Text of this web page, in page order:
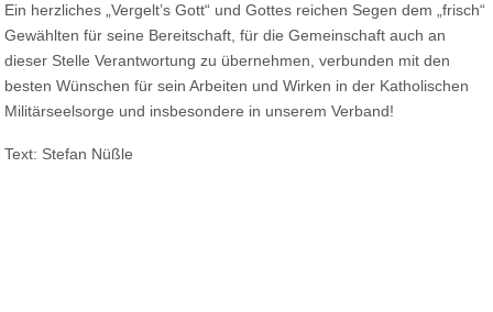
Ein herzliches „Vergelt’s Gott“ und Gottes reichen Segen dem „frisch“
Gewählten für seine Bereitschaft, für die Gemeinschaft auch an
dieser Stelle Verantwortung zu übernehmen, verbunden mit den
besten Wünschen für sein Arbeiten und Wirken in der Katholischen
Militärseelsorge und insbesondere in unserem Verband!
Text: Stefan Nüßle